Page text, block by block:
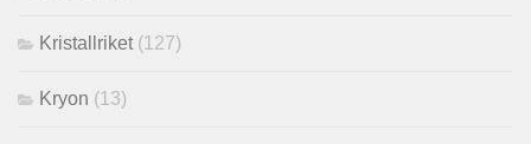
Kristallriket (127)
Kryon (13)